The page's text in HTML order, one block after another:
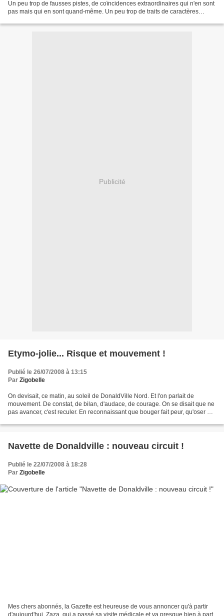
Un peu trop de fausses pistes, de coïncidences extraordinaires qui n'en sont
pas mais qui en sont quand-même. Un peu trop de traits de caractères
Publicité
Etymo-jolie... Risque et mouvement !
Publié le 26/07/2008 à 13:15
Par Zigobelle
On devisait, ce matin, au soleil de DonaldVille Nord. Et l'on parlait de
mouvement. De constat, de bilan, d'audace, de courage. On se disait que ne
pas avancer, c'est reculer. En reconnaissant que bouger fait peur, qu'oser est
Navette de Donaldville : nouveau circuit !
Publié le 22/07/2008 à 18:28
Par Zigobelle
Mes chers abonnés, la Gazette est heureuse de vous annoncer qu'à partir
d'aujourd'hui, Zaza, qui a passé sa visite médicale et va presque bien à part